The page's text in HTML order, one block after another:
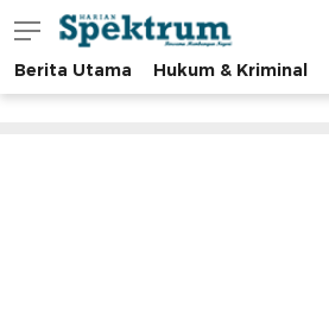
spektrumonline.com
Berita Utama Hukum & Kriminal